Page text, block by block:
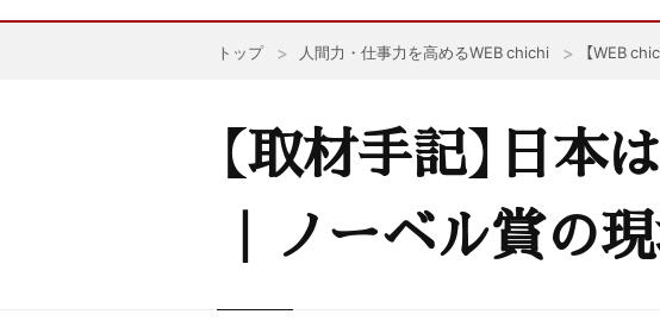
トップ 人間力・仕事力を高めるWEB chichi 【WEB
【取材手記】日
｜ノーベル賞の